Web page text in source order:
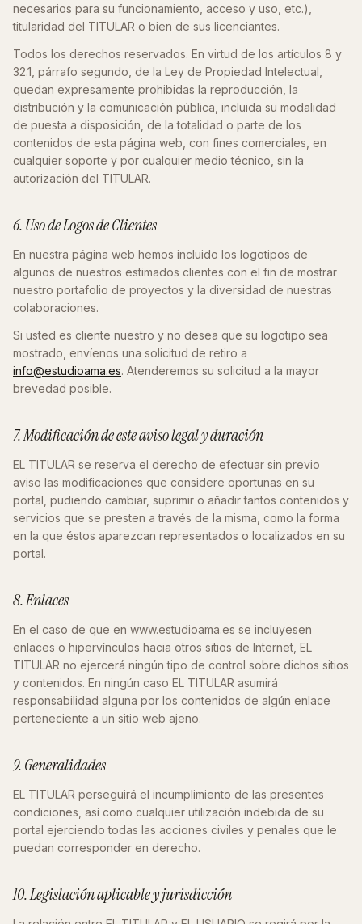
necesarios para su funcionamiento, acceso y uso, etc.),
titularidad del TITULAR o bien de sus licenciantes.
Todos los derechos reservados. En virtud de los artículos 8 y
32.1, párrafo segundo, de la Ley de Propiedad Intelectual,
quedan expresamente prohibidas la reproducción, la
distribución y la comunicación pública, incluida su modalidad
de puesta a disposición, de la totalidad o parte de los
contenidos de esta página web, con fines comerciales, en
cualquier soporte y por cualquier medio técnico, sin la
autorización del TITULAR.
6. Uso de Logos de Clientes
En nuestra página web hemos incluido los logotipos de
algunos de nuestros estimados clientes con el fin de mostrar
nuestro portafolio de proyectos y la diversidad de nuestras
colaboraciones.
Si usted es cliente nuestro y no desea que su logotipo sea
mostrado, envíenos una solicitud de retiro a
info@estudioama.es. Atenderemos su solicitud a la mayor
brevedad posible.
7. Modificación de este aviso legal y duración
EL TITULAR se reserva el derecho de efectuar sin previo
aviso las modificaciones que considere oportunas en su
portal, pudiendo cambiar, suprimir o añadir tantos contenidos y
servicios que se presten a través de la misma, como la forma
en la que éstos aparezcan representados o localizados en su
portal.
8. Enlaces
En el caso de que en www.estudioama.es se incluyesen
enlaces o hipervínculos hacia otros sitios de Internet, EL
TITULAR no ejercerá ningún tipo de control sobre dichos sitios
y contenidos. En ningún caso EL TITULAR asumirá
responsabilidad alguna por los contenidos de algún enlace
perteneciente a un sitio web ajeno.
9. Generalidades
EL TITULAR perseguirá el incumplimiento de las presentes
condiciones, así como cualquier utilización indebida de su
portal ejerciendo todas las acciones civiles y penales que le
puedan corresponder en derecho.
10. Legislación aplicable y jurisdicción